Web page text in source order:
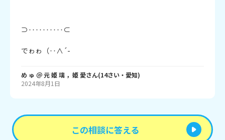
⊃‥‥‥‥‥⊂
でゎゎ（‥∧´-
め ゅ ＠ 元 姫 璃 ，姫 愛さん(14さい・ 愛知)
2024年8月1日
この相談に答える